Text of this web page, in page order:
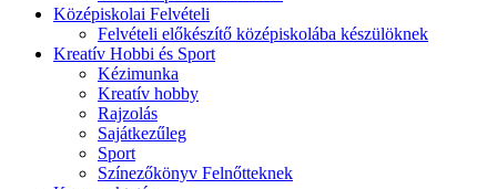
Középiskolai Felvételi
Felvételi előkészítő középiskolába készülöknek
Kreatív Hobbi és Sport
Kézimunka
Kreatív hobby
Rajzolás
Sajátkezűleg
Sport
Színezőkönyv Felnőtteknek